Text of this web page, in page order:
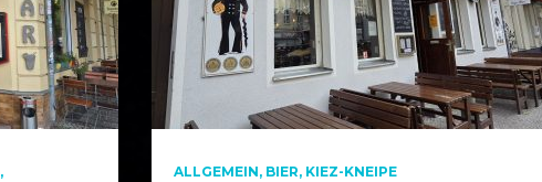
ALLGEMEIN BIER KIEZ-KNEIPE